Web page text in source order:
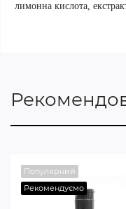
лимонна кислота,
Популярний
Рекомендуємо